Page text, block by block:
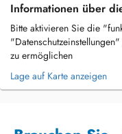
Informationen über
Bitte aktivieren Sie die
zu ermöglichen
Lage auf Karte anzeigen